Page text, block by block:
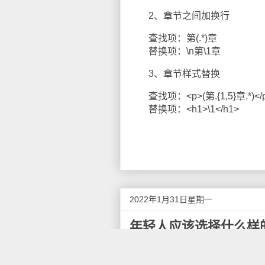
2、章节之间加换行
查找项：第(.*)章
替换项：\n第\1章
3、章节样式替换
查找项：<p>(第.{1,5}章.*)</
替换项：<h1>\1</h1>
2022年1月31日星期一
年轻人应该选择什么样